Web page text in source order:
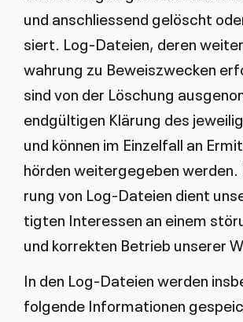
und an­sch­lies­send ge­löscht
siert. Log-Da­tei­en, de­ren
wah­rung zu Be­weis­zwe­cken
sind von der Lö­schung
end­gül­ti­gen Klä­rung des
und kön­nen im Ein­zel­fall an
hör­den wei­ter­ge­ge­ben
rung von Log-Da­tei­en dient
tig­ten In­ter­es­sen an ei­nem
und kor­rek­ten Be­trieb un­se­rer
In den Log-Da­tei­en wer­den
fol­gen­de In­for­ma­tio­nen